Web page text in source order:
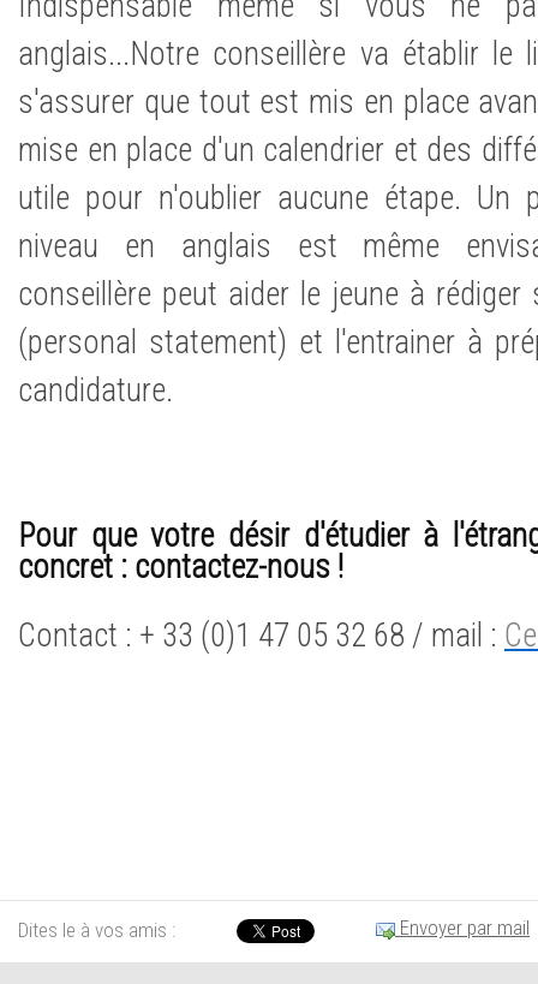
anglais...Notre conseillère va établir le
s'assurer que tout est mis en place
mise en place d'un calendrier et des
utile pour n'oublier aucune étape. Un
niveau en anglais est même
conseillère peut aider le jeune à
(personal statement) et l'entrainer à
candidature.
Pour que votre désir d'étudier à
concret : contactez-nous !
Contact : + 33 (0)1 47 05 32 68 / mail :
Dites le à vos amis : Envoyer par mail